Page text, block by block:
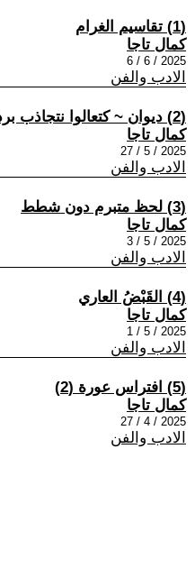
(1) تقاسيم الغرام
كمال تاجا
2025 / 6 / 6
الادب والفن
(2) ديوان ~ كتعالوا نتجاذب برد طرف
كمال تاجا
2025 / 5 / 27
الادب والفن
(3) لحظ متبرم دون شطط
كمال تاجا
2025 / 5 / 3
الادب والفن
(4) القَبْضُ العاري
كمال تاجا
2025 / 5 / 1
الادب والفن
(5) افتراس عورة (2)
كمال تاجا
2025 / 4 / 27
الادب والفن